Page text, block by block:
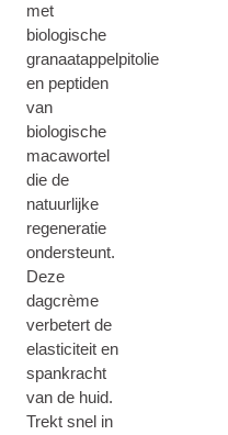
met
biologische
granaatappelpitolie
en peptiden
van
biologische
macawortel
die de
natuurlijke
regeneratie
ondersteunt.
Deze
dagcrème
verbetert de
elasticiteit en
spankracht
van de huid.
Trekt snel in